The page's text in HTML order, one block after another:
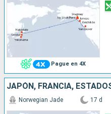
Pague en 4X
Norwegian Jade 17 d